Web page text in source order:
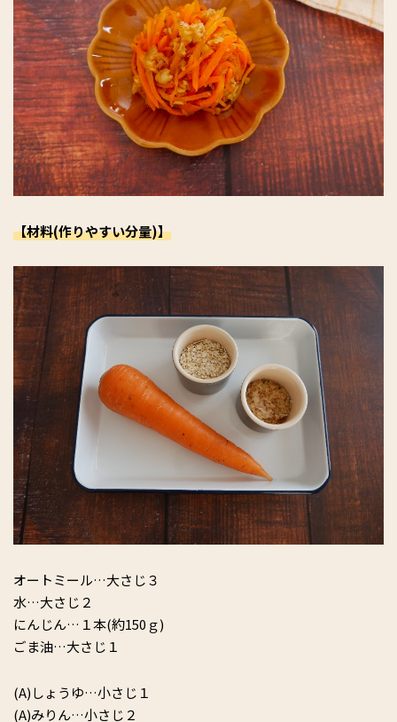
【材料(作りやすい分量)】
オートミール…大さじ３
水…大さじ２
にんじん…１本(約150ｇ)
ごま油…大さじ１
(A)しょうゆ…小さじ１
(A)みりん…小さじ２